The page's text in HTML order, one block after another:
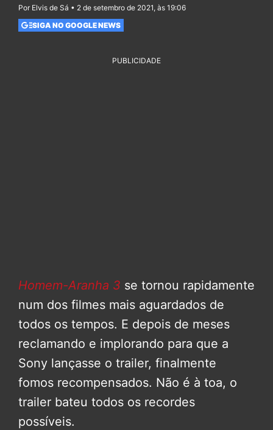
Por Elvis de Sá • 2 de setembro de 2021, às 19:06
SIGA NO GOOGLE NEWS
PUBLICIDADE
Homem-Aranha 3 se tornou rapidamente
num dos filmes mais aguardados de
todos os tempos. E depois de meses
reclamando e implorando para que a
Sony lançasse o trailer, finalmente
fomos recompensados. Não é à toa, o
trailer bateu todos os recordes
possíveis.